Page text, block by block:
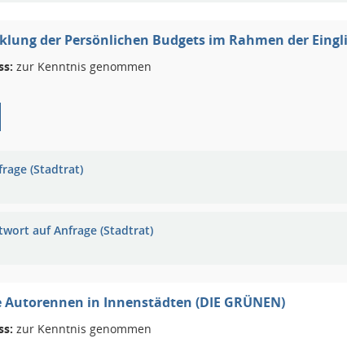
der Persönlichen Budgets im Rahmen der
zur Kenntnis genommen
(Stadtrat)
auf Anfrage (Stadtrat)
Autorennen in Innenstädten (DIE GRÜNEN)
zur Kenntnis genommen